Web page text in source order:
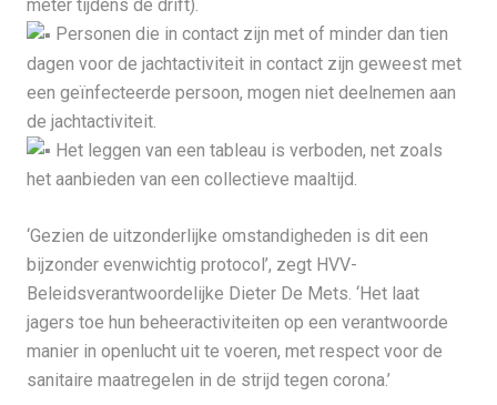
meter tijdens de drift).
Personen die in contact zijn met of minder dan tien
dagen voor de jachtactiviteit in contact zijn geweest met
een geïnfecteerde persoon, mogen niet deelnemen aan
de jachtactiviteit.
Het leggen van een tableau is verboden, net zoals
het aanbieden van een collectieve maaltijd.
‘Gezien de uitzonderlijke omstandigheden is dit een
bijzonder evenwichtig protocol’, zegt HVV-
Beleidsverantwoordelijke Dieter De Mets. ‘Het laat
jagers toe hun beheeractiviteiten op een verantwoorde
manier in openlucht uit te voeren, met respect voor de
sanitaire maatregelen in de strijd tegen corona.’